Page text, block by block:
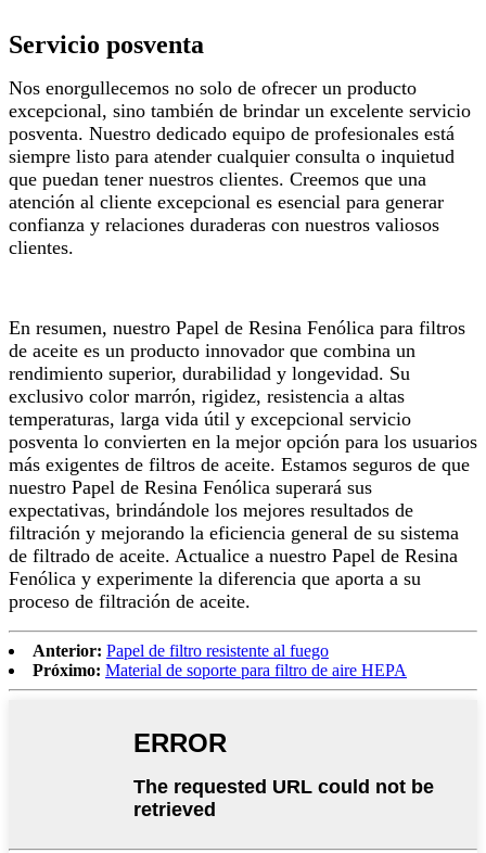
Servicio posventa
Nos enorgullecemos no solo de ofrecer un producto
excepcional, sino también de brindar un excelente servicio
posventa. Nuestro dedicado equipo de profesionales está
siempre listo para atender cualquier consulta o inquietud
que puedan tener nuestros clientes. Creemos que una
atención al cliente excepcional es esencial para generar
confianza y relaciones duraderas con nuestros valiosos
clientes.
En resumen, nuestro Papel de Resina Fenólica para filtros
de aceite es un producto innovador que combina un
rendimiento superior, durabilidad y longevidad. Su
exclusivo color marrón, rigidez, resistencia a altas
temperaturas, larga vida útil y excepcional servicio
posventa lo convierten en la mejor opción para los usuarios
más exigentes de filtros de aceite. Estamos seguros de que
nuestro Papel de Resina Fenólica superará sus
expectativas, brindándole los mejores resultados de
filtración y mejorando la eficiencia general de su sistema
de filtrado de aceite. Actualice a nuestro Papel de Resina
Fenólica y experimente la diferencia que aporta a su
proceso de filtración de aceite.
Anterior: Papel de filtro resistente al fuego
Próximo: Material de soporte para filtro de aire HEPA